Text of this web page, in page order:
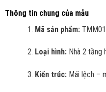
Thông tin chung của mẫu
Mã sản phẩm:
Loại hình:Nhà 2 tầng
Kiến trúc:Mái lệch –